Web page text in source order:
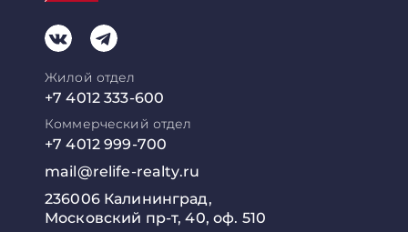
Жилой отдел
+7 4012 333-600
Коммерческий отдел
+7 4012 999-700
mail@relife-realty.ru
236006 Калининград,
Московский пр-т, 40, оф. 510